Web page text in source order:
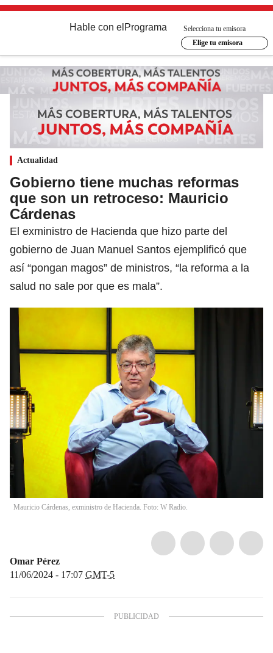
Hable con el Programa
Selecciona tu emisora
Elige tu emisora
Actualidad
Gobierno tiene muchas reformas
que son un retroceso: Mauricio
Cárdenas
El exministro de Hacienda que hizo parte del
gobierno de Juan Manuel Santos ejemplificó que
así “pongan magos” de ministros, “la reforma a la
salud no sale por que es mala”.
Mauricio Cárdenas, exministro de Hacienda. Foto: W Radio.
Omar Pérez
11/06/2024 - 17:07 GMT-5